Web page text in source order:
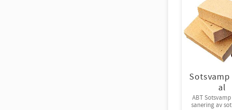
Sotsvamp
al
ABT
sanering av